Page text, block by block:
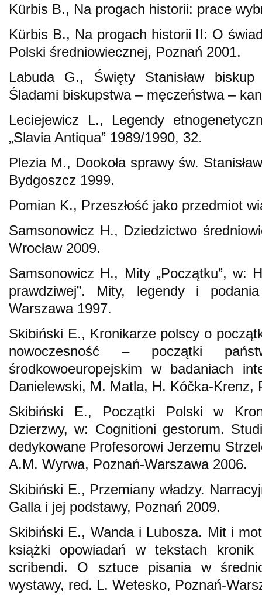
Kürbis B., Na progach historii: prace
Kürbis B., Na progach historii II: O
Polski średniowiecznej, Poznań 2001.
Labuda G., Święty Stanisław
Śladami biskupstwa – męczeństwa –
Leciejewicz L., Legendy
„Slavia Antiqua” 1989/1990, 32.
Plezia M., Dookoła sprawy św.
Bydgoszcz 1999.
Pomian K., Przeszłość jako przedmiot
Samsonowicz H., Dziedzictwo
Wrocław 2009.
Samsonowicz H., Mity „Początku”, w:
prawdziwej”. Mity, legendy i
Warszawa 1997.
Skibiński E., Kronikarze polscy o
nowoczesność – początki
środkowoeuropejskim w badaniach
Danielewski, M. Matla, H. Kóčka-Krenz,
Skibiński E., Początki Polski w
Dzierzwy, w: Cognitioni gestorum.
dedykowane Profesorowi Jerzemu
A.M. Wyrwa, Poznań-Warszawa 2006.
Skibiński E., Przemiany władzy.
Galla i jej podstawy, Poznań 2009.
Skibiński E., Wanda i Lubosza. Mit i
książki opowiadań w tekstach kronik
scribendi. O sztuce pisania w
wystawy, red. L. Wetesko, Poznań-